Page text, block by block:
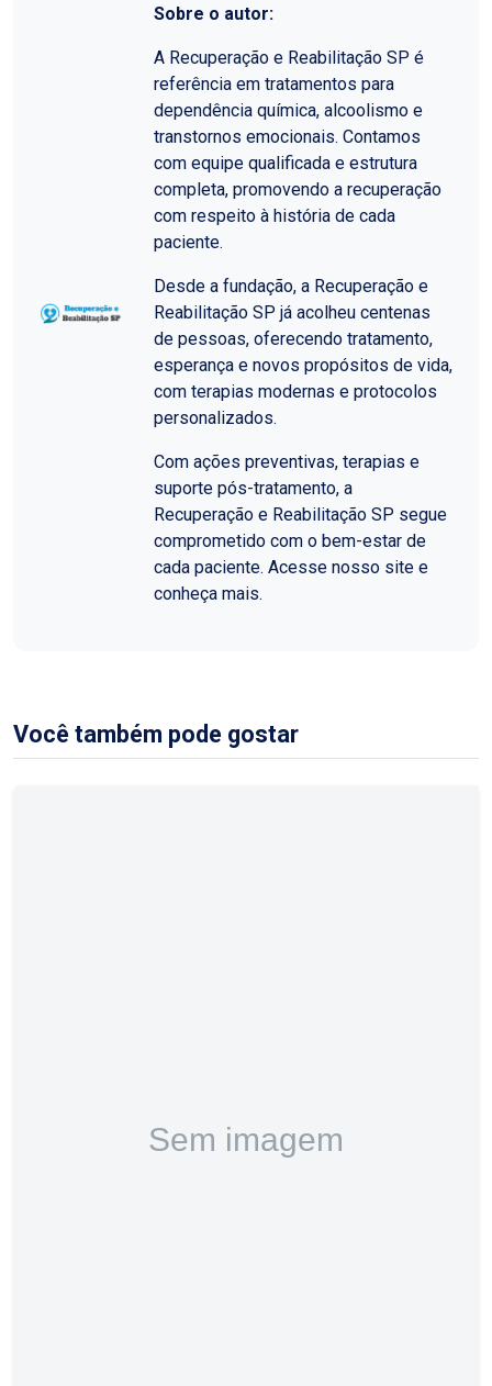
Sobre o autor:
A Recuperação e Reabilitação SP é
referência em tratamentos para
dependência química, alcoolismo e
transtornos emocionais. Contamos
com equipe qualificada e estrutura
completa, promovendo a recuperação
com respeito à história de cada
paciente.
Desde a fundação, a Recuperação e
Reabilitação SP já acolheu centenas
de pessoas, oferecendo tratamento,
esperança e novos propósitos de vida,
com terapias modernas e protocolos
personalizados.
Com ações preventivas, terapias e
suporte pós-tratamento, a
Recuperação e Reabilitação SP segue
comprometido com o bem-estar de
cada paciente. Acesse nosso site e
conheça mais.
Você também pode gostar